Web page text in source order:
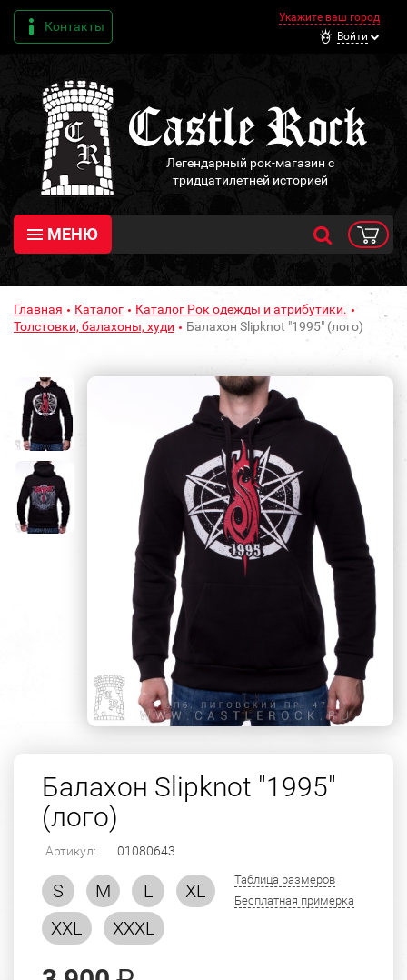
Контакты
Укажите ваш город
Войти
Легендарный рок-магазин с
тридцатилетней историей
МЕНЮ
Главная Каталог
Каталог Рок одежды и атрибутики.
Толстовки, балахоны, худи
Балахон Slipknot "1995" (лого)
Балахон Slipknot "1995"
(лого)
Артикул: 01080643
S M L
XL
XXL
XXXL
Таблица размеров
Бесплатная примерка